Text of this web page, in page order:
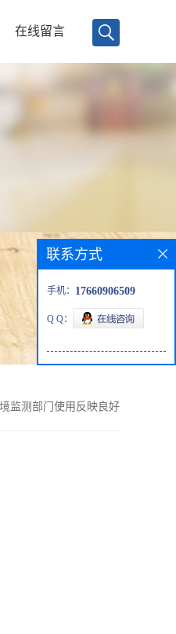
在线留言
监测部门使用反映良好
联系方式
手机： 17660906509
Q Q：